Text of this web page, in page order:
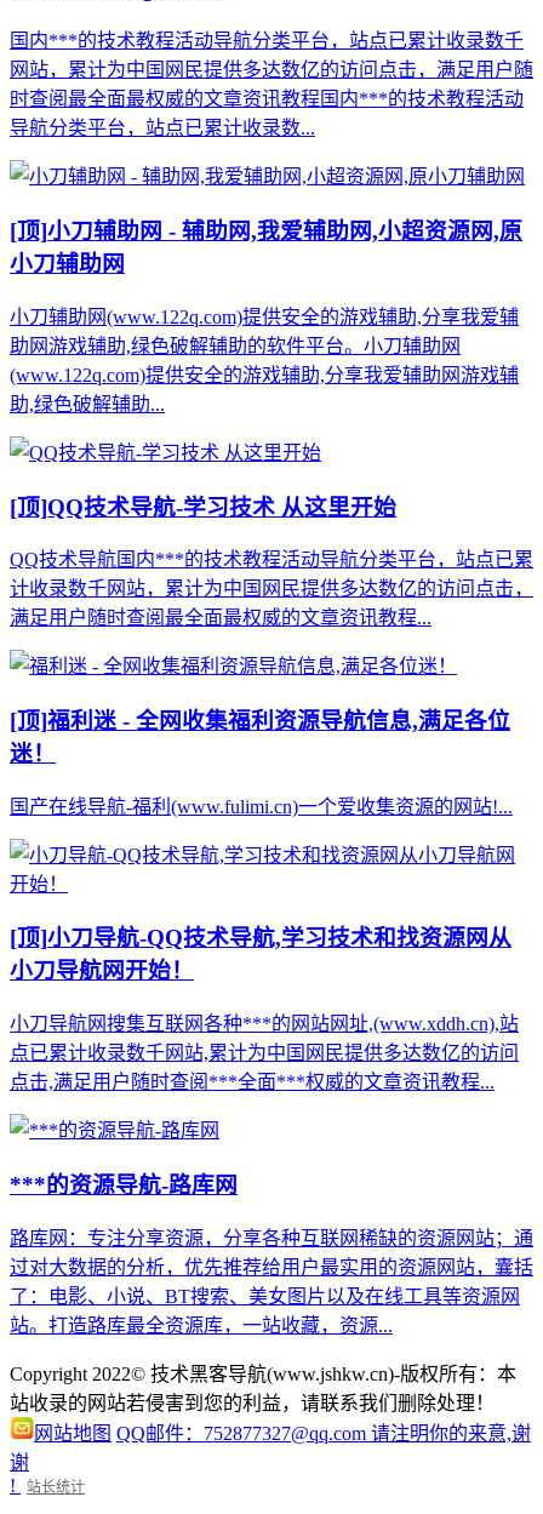
国内***的技术教程活动导航分类平台，站点已累计收录数千
网站，累计为中国网民提供多达数亿的访问点击，满足用户随
时查阅最全面最权威的文章资讯教程国内***的技术教程活动
导航分类平台，站点已累计收录数...
[顶]小刀辅助网 - 辅助网,我爱辅助网,小超资源网,原
小刀辅助网
小刀辅助网(www.122q.com)提供安全的游戏辅助,分享我爱辅
助网游戏辅助,绿色破解辅助的软件平台。小刀辅助网
(www.122q.com)提供安全的游戏辅助,分享我爱辅助网游戏辅
助,绿色破解辅助...
[顶]QQ技术导航-学习技术 从这里开始
QQ技术导航国内***的技术教程活动导航分类平台，站点已累
计收录数千网站，累计为中国网民提供多达数亿的访问点击，
满足用户随时查阅最全面最权威的文章资讯教程...
[顶]福利迷 - 全网收集福利资源导航信息,满足各位
迷！
国产在线导航-福利(www.fulimi.cn)一个爱收集资源的网站!...
[顶]小刀导航-QQ技术导航,学习技术和找资源网从
小刀导航网开始！
小刀导航网搜集互联网各种***的网站网址,(www.xddh.cn),站
点已累计收录数千网站,累计为中国网民提供多达数亿的访问
点击,满足用户随时查阅***全面***权威的文章资讯教程...
***的资源导航-路库网
路库网：专注分享资源，分享各种互联网稀缺的资源网站；通
过对大数据的分析，优先推荐给用户最实用的资源网站，囊括
了：电影、小说、BT搜索、美女图片以及在线工具等资源网
站。打造路库最全资源库，一站收藏，资源...
Copyright 2022© 技术黑客导航(www.jshkw.cn)-版权所有：本
站收录的网站若侵害到您的利益，请联系我们删除处理！
网站地图 QQ邮件：752877327@qq.com 请注明你的来意,谢
谢
!
站长统计